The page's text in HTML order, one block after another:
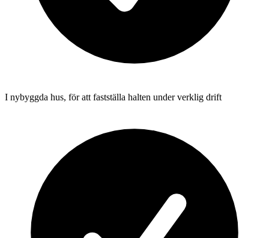
I nybyggda hus, för att fastställa halten under verklig drift